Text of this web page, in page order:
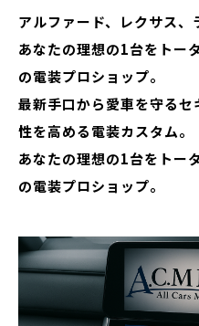
アルファード、レクサス、
あなたの理想の1台をトー
の電装プロショップ。
最新手口から愛車を守る
性を高める電装カスタム。
あなたの理想の1台をトー
の電装プロショップ。